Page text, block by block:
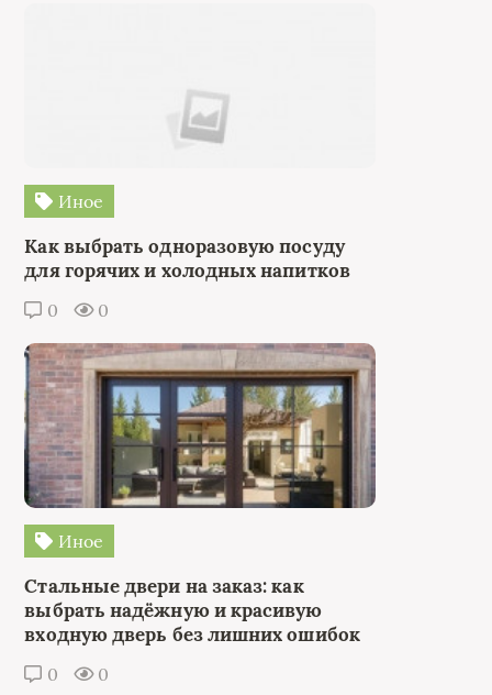
Иное
Как выбрать одноразовую посуду
для горячих и холодных напитков
0 0
Иное
Стальные двери на заказ: как
выбрать надёжную и красивую
входную дверь без лишних ошибок
0 0